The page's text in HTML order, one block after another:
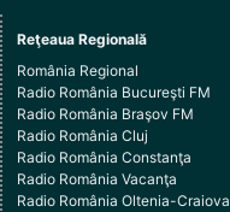
Reţeaua Regională
România Regional
Radio România Bucureşti FM
Radio România Braşov FM
Radio România Cluj
Radio România Constanţa
Radio România Vacanţa
Radio România Oltenia-Craiova